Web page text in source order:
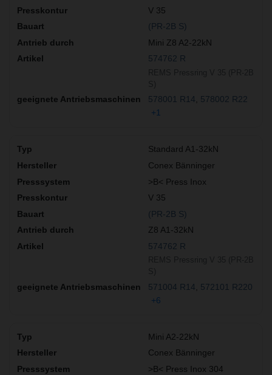
V 35
(PR-2B S)
Mini Z8 A2-22kN
574762 R
578001 R14
578002 R22
+1
Standard A1-32kN
Conex Bänninger
>B< Press Inox
V 35
(PR-2B S)
Z8 A1-32kN
574762 R
571004 R14
572101 R220
+6
Mini A2-22kN
Conex Bänninger
>B< Press Inox 304